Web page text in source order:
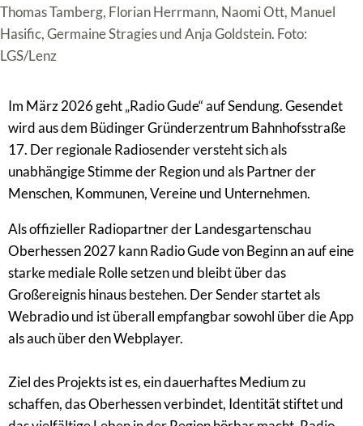
Thomas Tamberg, Florian Herrmann, Naomi Ott, Manuel
Hasific, Germaine Stragies und Anja Goldstein. Foto:
LGS/Lenz
Im März 2026 geht „Radio Gude“ auf Sendung. Gesendet
wird aus dem Büdinger Gründerzentrum Bahnhofsstraße
17. Der regionale Radiosender versteht sich als
unabhängige Stimme der Region und als Partner der
Menschen, Kommunen, Vereine und Unternehmen.
Als offizieller Radiopartner der Landesgartenschau
Oberhessen 2027 kann Radio Gude von Beginn an auf eine
starke mediale Rolle setzen und bleibt über das
Großereignis hinaus bestehen. Der Sender startet als
Webradio und ist überall empfangbar sowohl über die App
als auch über den Webplayer.
Ziel des Projekts ist es, ein dauerhaftes Medium zu
schaffen, das Oberhessen verbindet, Identität stiftet und